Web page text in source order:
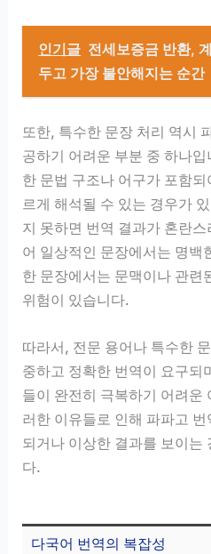
인기글 전세보증금 반환,
두고 가장 불안해지는 순간
또한, 특수한 문장 처리 역시
공하기 어려운 부분 중 하나
한 문법 구조나 어구가 포함
르게 해석될 수 있는 경우가
지 못하면 번역 결과가 혼란
어 일상적인 문장에서는 명백
한 문장에서는 문맥이나 관련
위험이 있습니다.
따라서, 전문 용어나 특수한
중하고 정확한 번역이 요구되
들이 완전히 극복하기 어려운
러한 이유들로 인해 파파고
되거나 이상한 결과를 보이는
다.
다국어 번역의 복잡성